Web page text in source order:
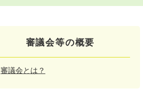
審議会等の概要
審議会とは？